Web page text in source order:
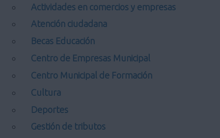
Actividades en comercios y empresas
Atención ciudadana
Becas Educación
Centro de Empresas Municipal
Centro Municipal de Formación
Cultura
Deportes
Gestión de tributos